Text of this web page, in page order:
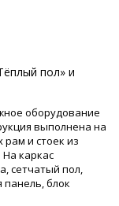
пол» и
оборудование
выполнена на
рам и стоек из
каркас
сетчатый пол,
блок